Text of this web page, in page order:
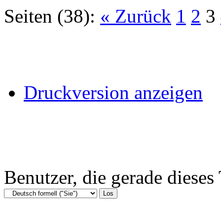
Seiten (38): « Zurück 1 2 3
Druckversion anzeigen
Benutzer, die gerade